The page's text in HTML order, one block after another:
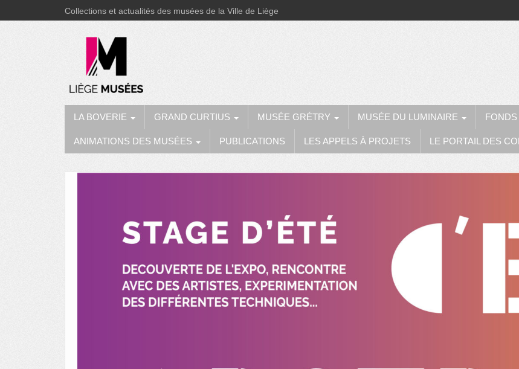
Collections et actualités des musées de la Ville de Liège
LA BOVERIE GRAND CURTIUS MUSÉE GRÉTRY MUSÉE DU LUMINAIRE
ANIMATIONS DES MUSÉES PUBLICATIONS LES APPELS À PROJETS LE PORTAIL DES